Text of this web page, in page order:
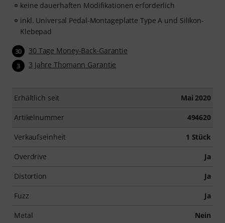
keine dauerhaften Modifikationen erforderlich
inkl. Universal Pedal-Montageplatte Type A und Silikon-
Klebepad
30 30 Tage Money-Back-Garantie
3 3 Jahre Thomann Garantie
Erhältlich seit Mai 2020
Artikelnummer 494620
Verkaufseinheit 1 Stück
Overdrive Ja
Distortion Ja
Fuzz Ja
Metal Nein